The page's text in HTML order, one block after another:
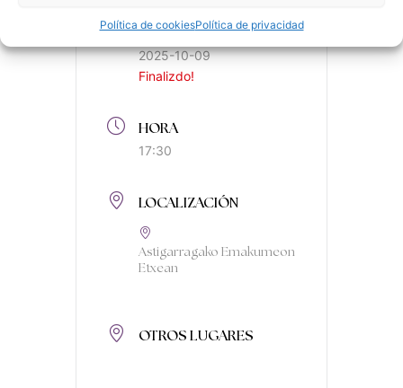
Política de cookiesPolítica de privacidad
FECHA
2025-10-09
Finalizdo!
HORA
17:30
LOCALIZACIÓN
Astigarragako Emakumeon
Etxean
OTROS LUGARES